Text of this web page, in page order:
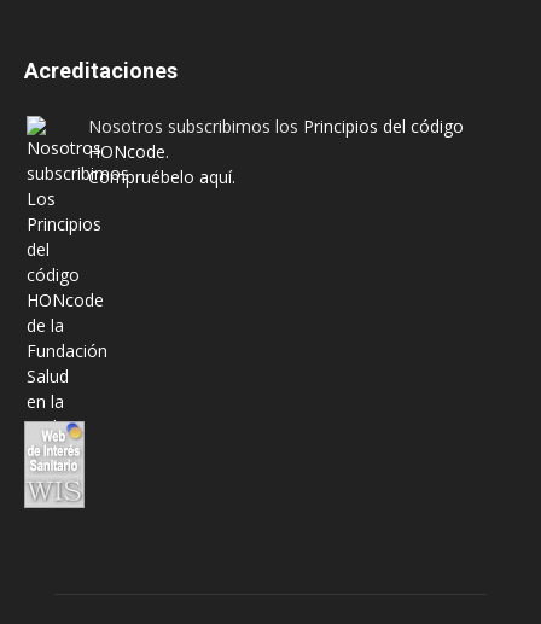
Acreditaciones
Nosotros subscribimos los Principios del código
HONcode.
Compruébelo aquí.